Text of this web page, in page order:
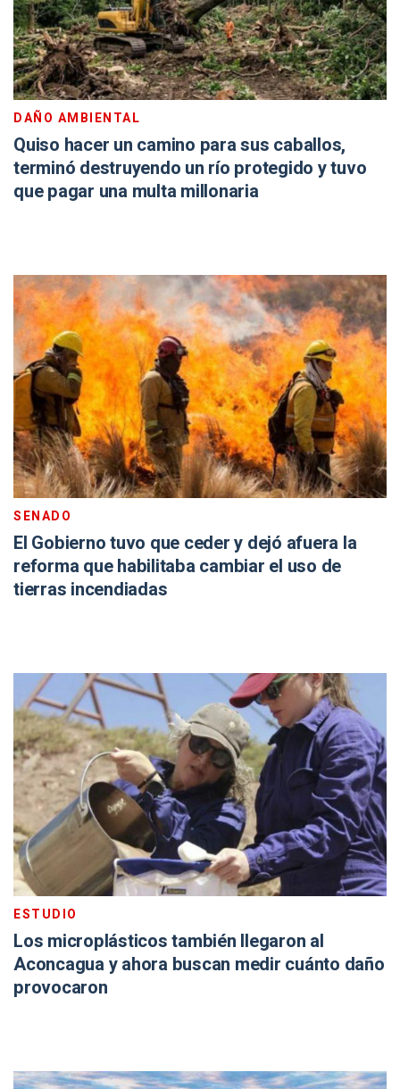
DAÑO AMBIENTAL
Quiso hacer un camino para sus caballos,
terminó destruyendo un río protegido y tuvo
que pagar una multa millonaria
SENADO
El Gobierno tuvo que ceder y dejó afuera la
reforma que habilitaba cambiar el uso de
tierras incendiadas
ESTUDIO
Los microplásticos también llegaron al
Aconcagua y ahora buscan medir cuánto daño
provocaron